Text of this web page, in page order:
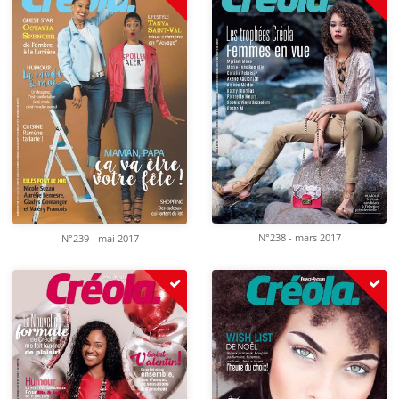
N°239 - mai 2017 N°238 - mars 2017